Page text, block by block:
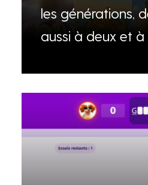
les générations,
aussi à deux et